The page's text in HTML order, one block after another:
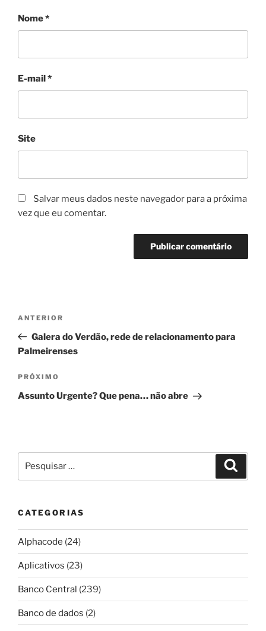
Nome*
E-mail*
Site
Salvar meus dados neste navegador para a próxima
vez que eu comentar.
Post
Post
anterior
ANTERIOR
Galera do Verdão, rede de relacionamento para
Palmeirenses
Próximo
post
PRÓXIMO
Assunto Urgente? Que pena… não abre
por:
CATEGORIAS
Alphacode (24)
Aplicativos (23)
Banco Central (239)
Banco de dados (2)